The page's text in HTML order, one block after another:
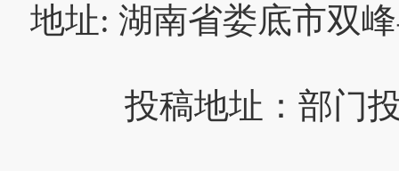
地址: 湖南省娄底市双
投稿地址：部门